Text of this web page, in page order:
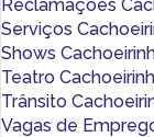
Reclamações
Serviços
Shows
Teatro
Trânsito
Vagas de